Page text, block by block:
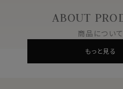
ABOUT
商品について
もっと見る